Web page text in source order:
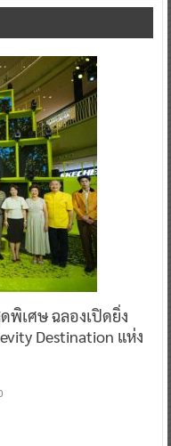
พิเศษ ฉลองเปิดยิ่ง
Destination แห่ง